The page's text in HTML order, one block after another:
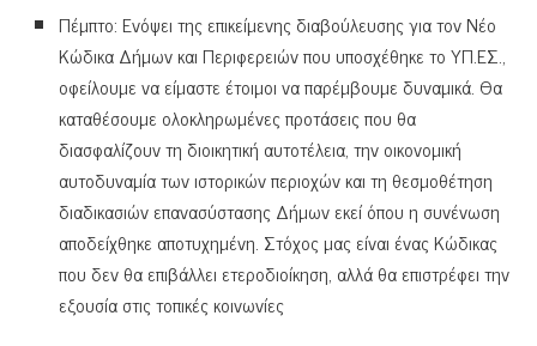
Πέμπτο: Ενόψει της επικείμενης διαβούλευσης για τον Νέο
Κώδικα Δήμων και Περιφερειών που υποσχέθηκε το ΥΠ.ΕΣ.,
οφείλουμε να είμαστε έτοιμοι να παρέμβουμε δυναμικά. Θα
καταθέσουμε ολοκληρωμένες προτάσεις που θα
διασφαλίζουν τη διοικητική αυτοτέλεια, την οικονομική
αυτοδυναμία των ιστορικών περιοχών και τη θεσμοθέτηση
διαδικασιών επανασύστασης Δήμων εκεί όπου η συνένωση
αποδείχθηκε αποτυχημένη. Στόχος μας είναι ένας Κώδικας
που δεν θα επιβάλλει ετεροδιοίκηση, αλλά θα επιστρέφει την
εξουσία στις τοπικές κοινωνίες